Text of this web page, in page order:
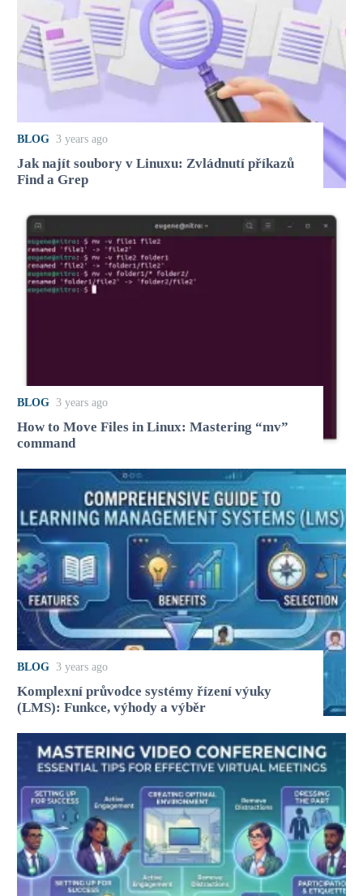
BLOG 3 years ago
Jak najít soubory v Linuxu: Zvládnutí příkazů
Find a Grep
BLOG 3 years ago
How to Move Files in Linux: Mastering “mv”
command
BLOG 3 years ago
Komplexní průvodce systémy řízení výuky
(LMS): Funkce, výhody a výběr